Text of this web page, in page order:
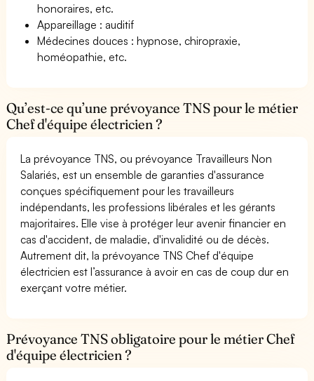
honoraires, etc.
Appareillage : auditif
Médecines douces : hypnose, chiropraxie,
homéopathie, etc.
Qu’est-ce qu’une prévoyance TNS pour le métier
Chef d'équipe électricien ?
La prévoyance TNS, ou prévoyance Travailleurs Non
Salariés, est un ensemble de garanties d'assurance
conçues spécifiquement pour les travailleurs
indépendants, les professions libérales et les gérants
majoritaires. Elle vise à protéger leur avenir financier en
cas d'accident, de maladie, d'invalidité ou de décès.
Autrement dit, la prévoyance TNS Chef d'équipe
électricien est l’assurance à avoir en cas de coup dur en
exerçant votre métier.
Prévoyance TNS obligatoire pour le métier Chef
d'équipe électricien ?